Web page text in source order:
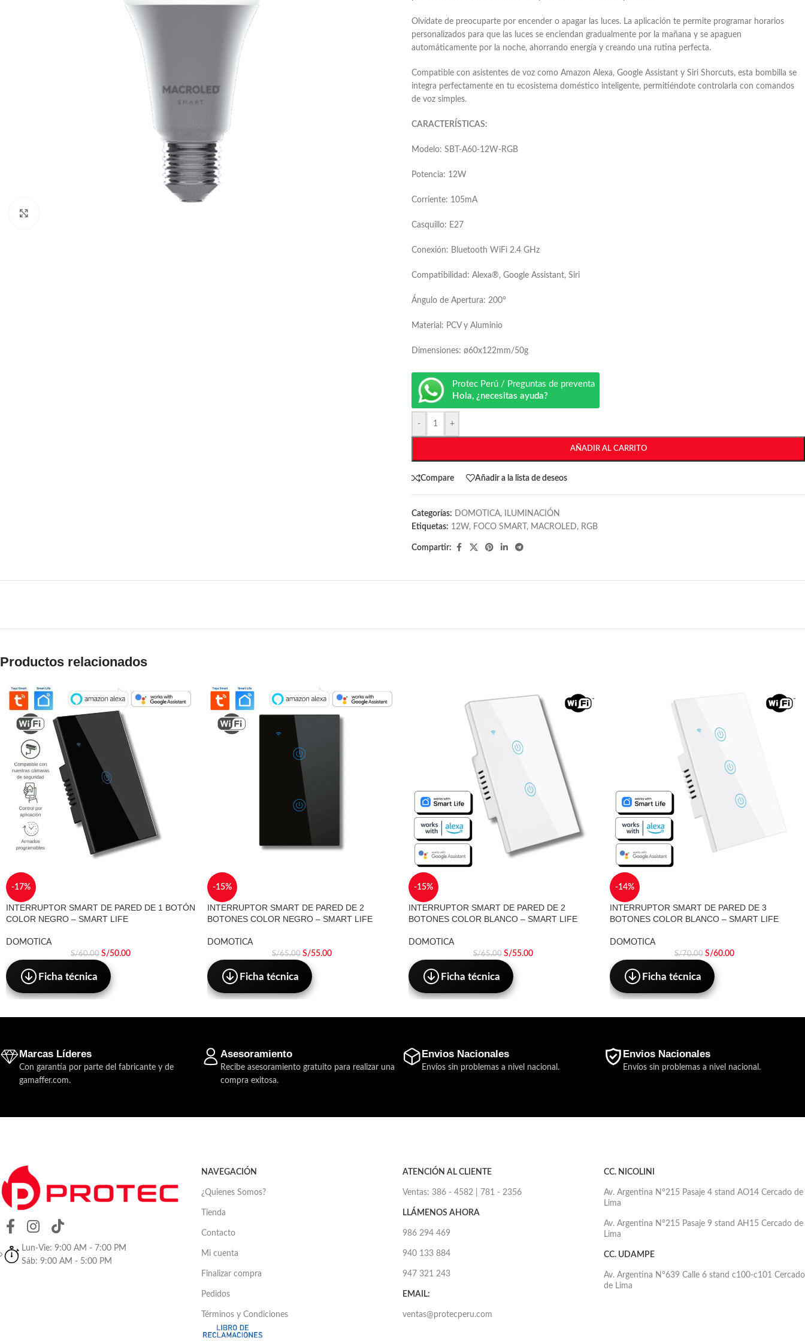
Olvídate de preocuparte por encender o apagar las luces. La aplicación te permite programar horarios
personalizados para que las luces se enciendan gradualmente por la mañana y se apaguen
automáticamente por la noche, ahorrando energía y creando una rutina perfecta.
Compatible con asistentes de voz como Amazon Alexa, Google Assistant y Siri Shorcuts, esta bombilla se
integra perfectamente en tu ecosistema doméstico inteligente, permitiéndote controlarla con comandos
de voz simples.
CARACTERÍSTICAS:
Modelo: SBT-A60-12W-RGB
Potencia: 12W
Corriente: 105mA
Casquillo: E27
Conexión: Bluetooth WiFi 2.4 GHz
Compatibilidad: Alexa®, Google Assistant, Siri
Ángulo de Apertura: 200°
Material: PCV y Aluminio
Dimensiones: ø60x122mm/50g
Protec Perú / Preguntas de preventa
Hola, ¿necesitas ayuda?
- +
AÑADIR AL CARRITO
Compare Añadir a la lista de deseos
Categorías: DOMOTICA,
ILUMINACIÓN
Etiquetas: 12W, FOCO SMART , MACROLED, RGB
Compartir:
Productos relacionados
-17%
INTERRUPTOR SMART DE PARED DE 1 BOTÓN
COLOR NEGRO – SMART LIFE
DOMOTICA
S/60.00 S/50.00
Ficha técnica
-15%
INTERRUPTOR SMART DE PARED DE 2
BOTONES COLOR NEGRO – SMART LIFE
DOMOTICA
S/65.00 S/55.00
Ficha técnica
-15%
INTERRUPTOR SMART DE PARED DE 2
BOTONES COLOR BLANCO – SMART LIFE
DOMOTICA
S/65.00 S/55.00
Ficha técnica
-14%
INTERRUPTOR SMART DE PARED DE 3
BOTONES COLOR BLANCO – SMART LIFE
DOMOTICA
S/70.00 S/60.00
Ficha técnica
Marcas Líderes
Con garantía por parte del fabricante y de
gamaffer.com.
Asesoramiento
Recibe asesoramiento gratuito para realizar una
compra exitosa.
Envios Nacionales
Envíos sin problemas a nivel nacional.
Envios Nacionales
Envíos sin problemas a nivel nacional.
Lun-Vie: 9:00 AM - 7:00 PM
Sáb: 9:00 AM - 5:00 PM
NAVEGACIÓN
¿Quienes Somos?
Tienda
Contacto
Mi cuenta
Finalizar compra
Pedidos
Términos y Condiciones
ATENCIÓN AL CLIENTE
Ventas: 386 - 4582 | 781 - 2356
LLÁMENOS AHORA
986 294 469
940 133 884
947 321 243
EMAIL:
ventas@protecperu.com
CC. NICOLINI
Av. Argentina N°215 Pasaje 4 stand AO14 Cercado de
Lima
Av. Argentina N°215 Pasaje 9 stand AH15 Cercado de
Lima
CC. UDAMPE
Av. Argentina N°639 Calle 6 stand c100-c101 Cercado
de Lima